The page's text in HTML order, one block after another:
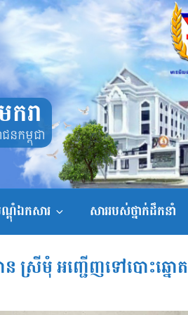
រា
កម្ពុជា
តុំឯកសារ សាររបស់ថ្នាក់ដឹកនាំ
ស្រីមុំ អញ្ជើញទៅបោះឆ្នោ